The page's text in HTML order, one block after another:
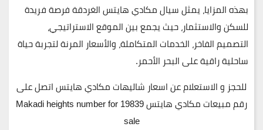
بهذه المزايا، يمثلسيال مكادي هايتس الغردقةفرصة فريدة
للسكن والاستثمار، حيث يجمع بينالموقع الاستراتيجي،
التصميم الفاخر، الخدمات المتكاملة، والأسعار المرنةلتجربة حياة
ساحلية راقية على البحر الأحمر.
للحجز و الاستعلام عن اسعار شاليهات مكادي هايتس اتصل على
رقم مبيعات مكادي هايتس 19839 Makadi heights number for
sale